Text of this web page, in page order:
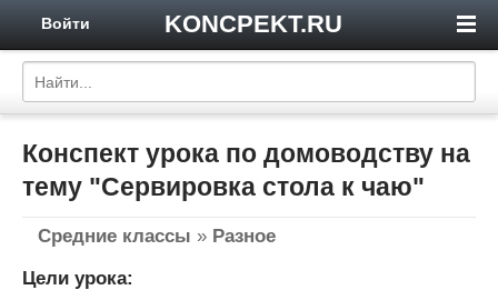
KONCPEKT.RU
Войти
Конспект урока по домоводству на
тему "Сервировка стола к чаю"
Средние классы » Разное
Цели урока: